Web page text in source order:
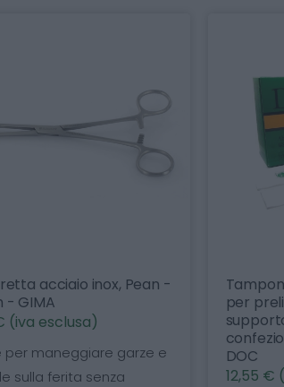
-
e
Tamponcini sterili monouso
per prelievi, cotonati con
supporto di legno -
confezione da 500 pezzi -
DOC
12,55 € (iva esclusa)